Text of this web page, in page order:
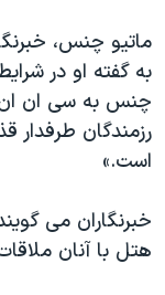
اسرائیل در جنگ
نرگس محمدی
همایش
سفر پرزیدنت
ماتیو چنس،
به گفته او در
چنس به سی ان ان
رزمندگان طرفدار
است.»
خبرنگاران می
هتل با آنان